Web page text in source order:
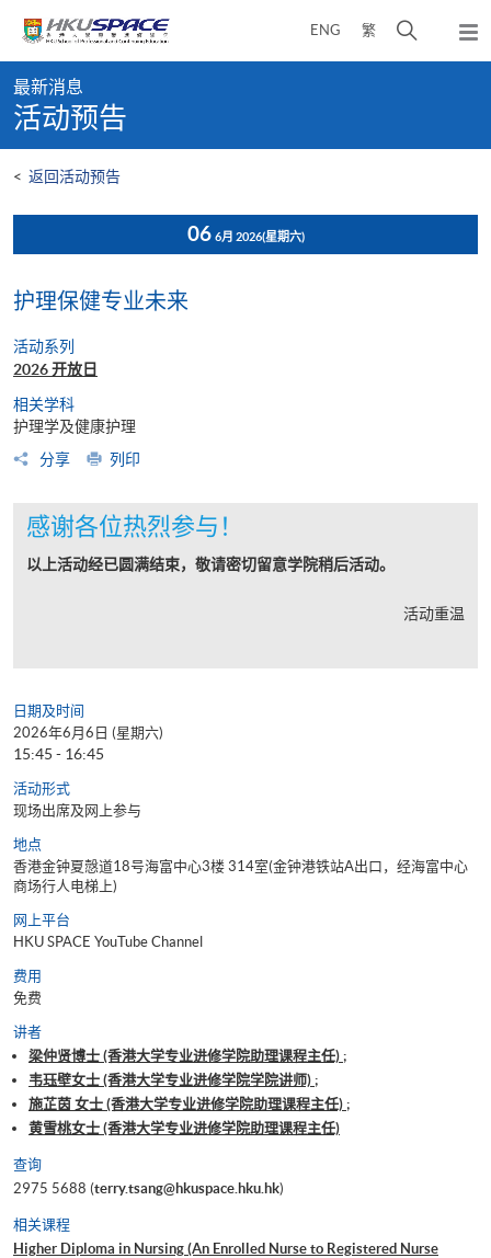
content
ENG 繁
开
弹
出
content
start
最新消息
活动预告
< 返回活动预告
06 6月 2026(星期六)
护理保健专业未来
活动系列
2026 开放日
相关学科
护理学及健康护理
分享
列印
感谢各位热烈参与！
以上活动经已圆满结束，敬请密切留意学院稍后活动。
活动重温
日期及时间
2026年6月6日 (星期六)
15:45 - 16:45
活动形式
现场出席及网上参与
地点
香港金钟夏慤道18号海富中心3楼 314室(金钟港铁站A出口，经海富中心
商场行人电梯上)
网上平台
HKU SPACE YouTube Channel
费用
免费
讲者
梁仲贤博士 (香港大学专业进修学院助理课程主任) ;
韦珏壁女士 (香港大学专业进修学院学院讲师) ;
施芷茵 女士 (香港大学专业进修学院助理课程主任) ;
黄雪桃女士 (香港大学专业进修学院助理课程主任)
查询
2975 5688 (terry.tsang@hkuspace.hku.hk)
相关课程
Higher Diploma in Nursing (An Enrolled Nurse to Registered Nurse